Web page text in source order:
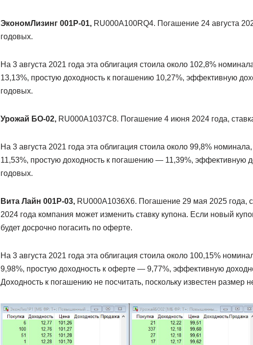
ЭкономЛизинг 001Р-01,RU000A100RQ4. Погашение 24 августа
годовых.
На 3 августа 2021 года эта облигация стоила около 102,8%
13,13%, простую доходность к погашению 10,27%, эффективную
годовых.
Урожай БО-02,RU000A1037C8. Погашение 4 июня 2024 года,
На 3 августа 2021 года эта облигация стоила около 99,8%
11,53%, простую доходность к погашению — 11,39%, эффективную
годовых.
Вита Лайн 001Р-03,RU000A1036X6. Погашение 29 мая 2025 года,
2024 года компания может изменить ставку купона. Если новый
будет досрочно погасить по оферте.
На 3 августа 2021 года эта облигация стоила около 100,15%
9,98%, простую доходность к оферте — 9,77%, эффективную
Доходность к погашению не посчитать, поскольку известен размер